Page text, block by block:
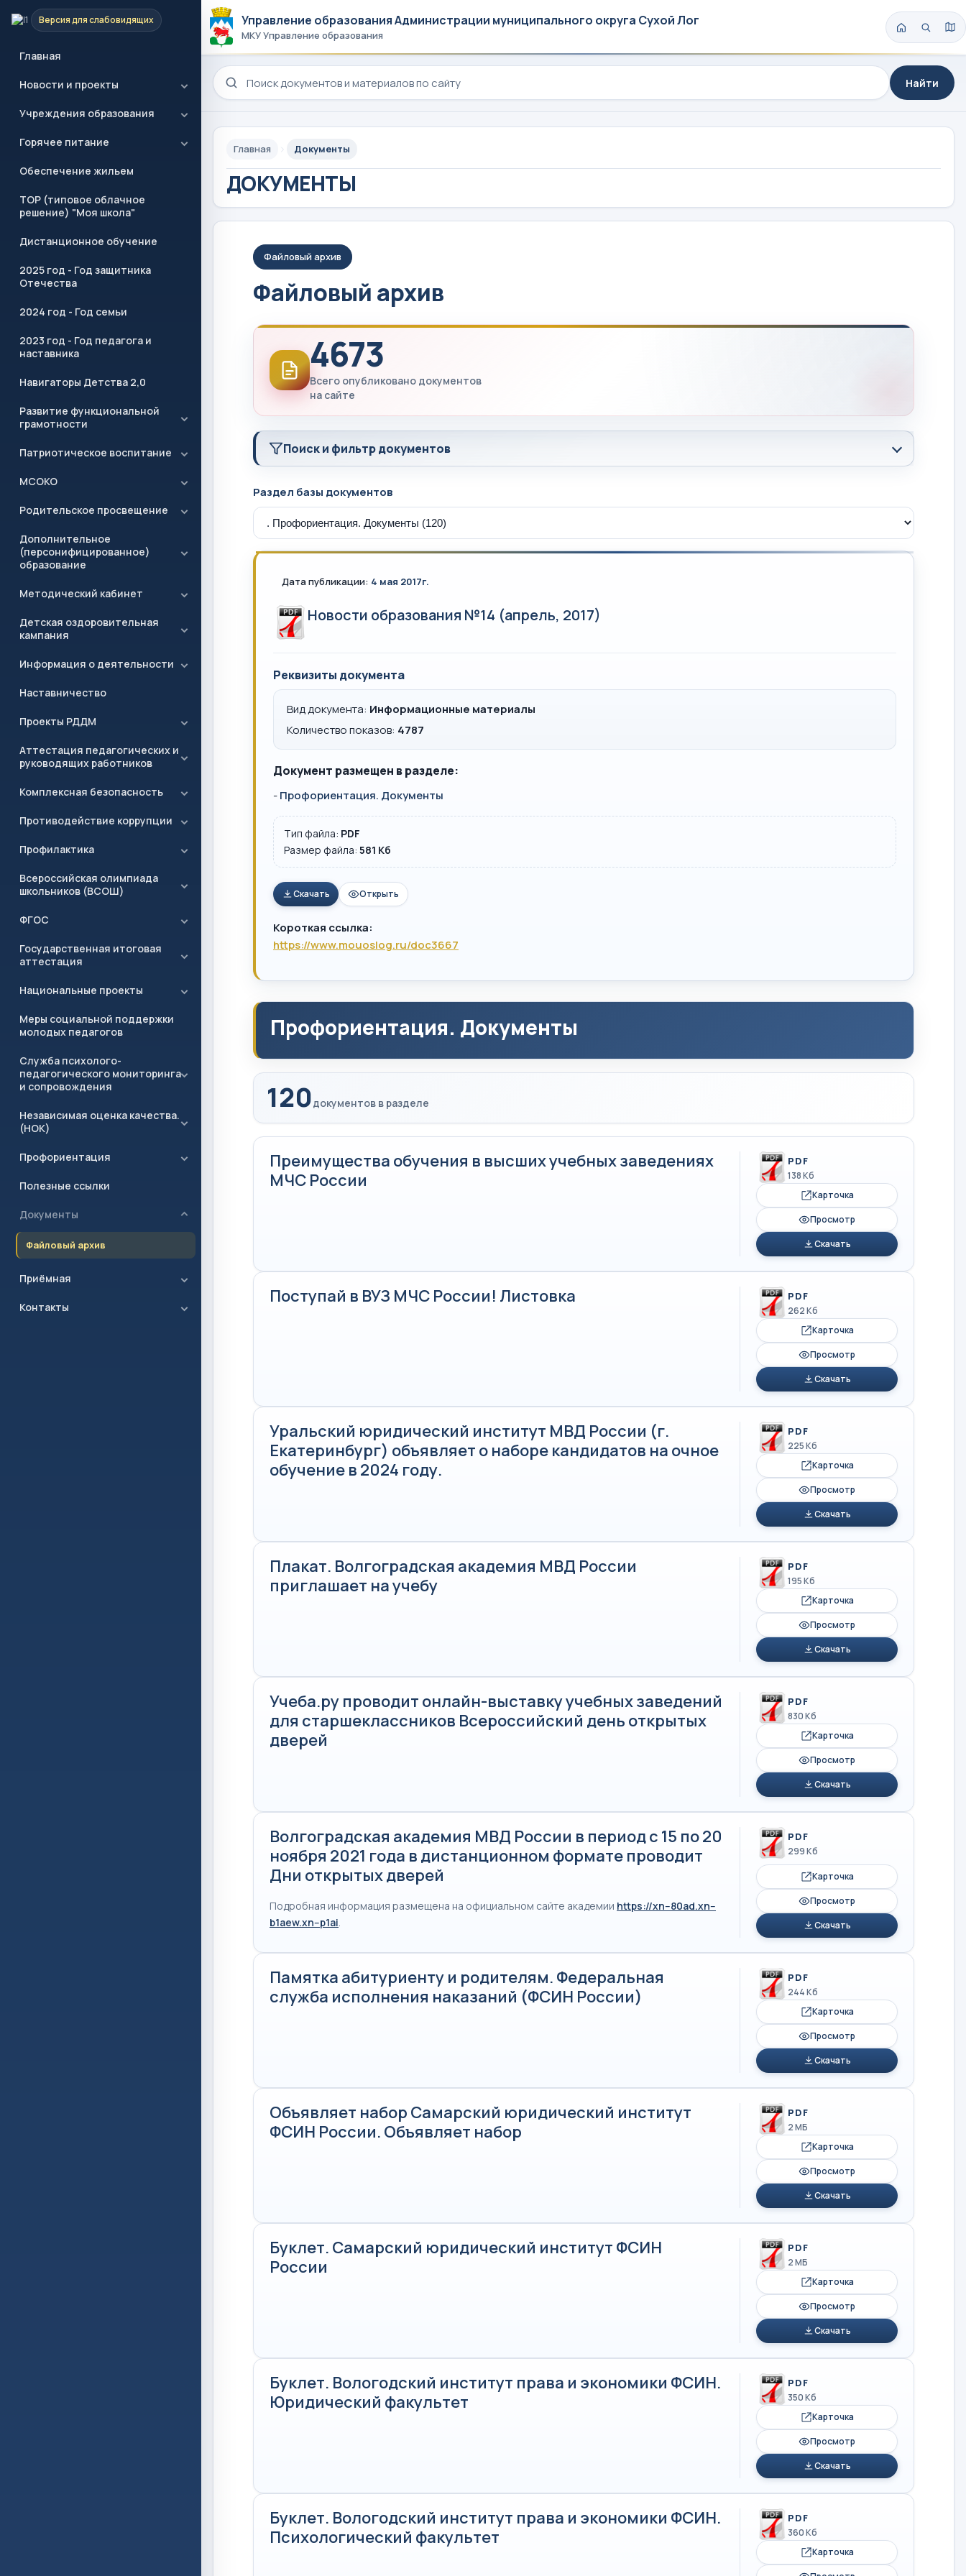
Версия для слабовидящих
Главная
Новости и проекты
Учреждения образования
Горячее питание
Обеспечение жильем
ТОР (типовое облачное
решение) "Моя школа"
Дистанционное обучение
2025 год - Год защитника
Отечества
2024 год - Год семьи
2023 год - Год педагога и
наставника
Навигаторы Детства 2,0
Развитие функциональной
грамотности
Патриотическое воспитание
МСОКО
Родительское просвещение
Дополнительное
(персонифицированное)
образование
Методический кабинет
Детская оздоровительная
кампания
Информация о деятельности
Наставничество
Проекты РДДМ
Аттестация педагогических и
руководящих работников
Комплексная безопасность
Противодействие коррупции
Профилактика
Всероссийская олимпиада
школьников (ВСОШ)
ФГОС
Государственная итоговая
аттестация
Национальные проекты
Меры социальной поддержки
молодых педагогов
Служба психолого-
педагогического мониторинга
и сопровождения
Независимая оценка качества.
(НОК)
Профориентация
Полезные ссылки
Документы
Файловый архив
Приёмная
Контакты
Управление образования Администрации муниципального округа Сухой Лог
МКУ Управление образования
Поиск по сайту
Найти
Главная Документы
ДОКУМЕНТЫ
Файловый архив
Файловый архив
4673
Всего опубликовано документов
на сайте
Поиск и фильтр документов
Раздел базы документов
Дата публикации: 4 мая 2017г.
Новости образования №14 (апрель, 2017)
Реквизиты документа
Вид документа: Информационные материалы
Количество показов: 4787
Документ размещен в разделе:
-Профориентация. Документы
Тип файла: PDF
Размер файла: 581 Кб
Скачать Открыть
Короткая ссылка:
https://www.mouoslog.ru/doc3667
Профориентация. Документы
120документов в разделе
Преимущества обучения в высших учебных заведениях
МЧС России
PDF
138 Кб
Карточка
Просмотр
Скачать
Поступай в ВУЗ МЧС России! Листовка PDF
262 Кб
Карточка
Просмотр
Скачать
Уральский юридический институт МВД России (г.
Екатеринбург) объявляет о наборе кандидатов на очное
обучение в 2024 году.
PDF
225 Кб
Карточка
Просмотр
Скачать
Плакат. Волгоградская академия МВД России
приглашает на учебу
PDF
195 Кб
Карточка
Просмотр
Скачать
Учеба.ру проводит онлайн-выставку учебных заведений
для старшеклассников Всероссийский день открытых
дверей
PDF
830 Кб
Карточка
Просмотр
Скачать
Волгоградская академия МВД России в период с 15 по 20
ноября 2021 года в дистанционном формате проводит
Дни открытых дверей
Подробная информация размещена на официальном сайте академии https://xn--80ad.xn--
b1aew.xn--p1ai
PDF
299 Кб
Карточка
Просмотр
Скачать
Памятка абитуриенту и родителям. Федеральная
служба исполнения наказаний (ФСИН России)
PDF
244 Кб
Карточка
Просмотр
Скачать
Объявляет набор Самарский юридический институт
ФСИН России. Объявляет набор
PDF
2 МБ
Карточка
Просмотр
Скачать
Буклет. Самарский юридический институт ФСИН
России
PDF
2 МБ
Карточка
Просмотр
Скачать
Буклет. Вологодский институт права и экономики ФСИН.
Юридический факультет
PDF
350 Кб
Карточка
Просмотр
Скачать
Буклет. Вологодский институт права и экономики ФСИН.
Психологический факультет
PDF
360 Кб
Карточка